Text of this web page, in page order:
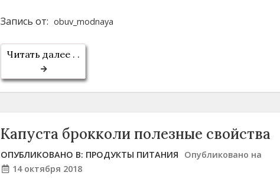
Запись от: obuv_modnaya
Читать далее . .
Капуста брокколи полезные свойства
ОПУБЛИКОВАНО В: ПРОДУКТЫ ПИТАНИЯ
Опубликовано на
14 октября 2018